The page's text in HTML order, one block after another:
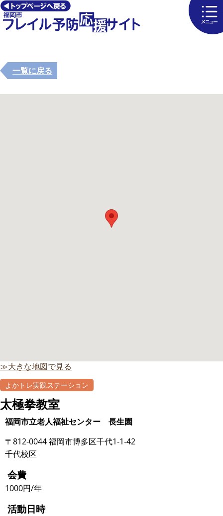
一覧に戻る
≫大きな地図で見る
よかトレ実践ステーション
太極拳教室
福岡市立老人福祉センター 長生園
〒812-0044 福岡市博多区千代1-1-42
千代校区
会費
1000円/年
活動日時